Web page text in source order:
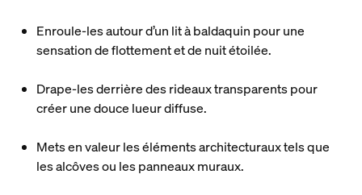
Enroule-les autour d’un lit à baldaquin pour une
sensation de flottement et de nuit étoilée.
Drape-les derrière des rideaux transparentspour
créer une douce lueur diffuse.
Mets en valeur les éléments architecturauxtels que
les alcôves ou les panneaux muraux.